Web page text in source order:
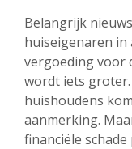
Belangrijk
huiseigenaren
vergoeding voor
wordt iets groter.
huishoudens
aanmerking.
financiële